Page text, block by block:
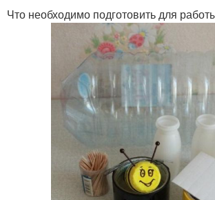
Что необходимо подготовить для